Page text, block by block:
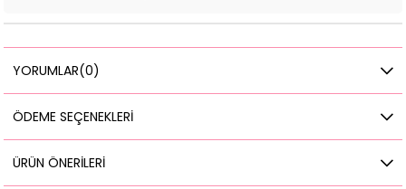
YORUMLAR(0)
ÖDEME SEÇENEKLERI
ÜRÜN ÖNERILERI